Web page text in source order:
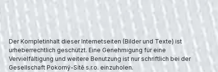
Der Kompletinhalt dieser Internetseiten (Bilder und Texte) ist
urheberrechtlich geschützt. Eine Genehmigung für eine
Vervielfältigung und weitere Benutzung ist nur schriftlich bei der
Gesellschaft Pokorný-Sítě s.r.o. einzuholen.